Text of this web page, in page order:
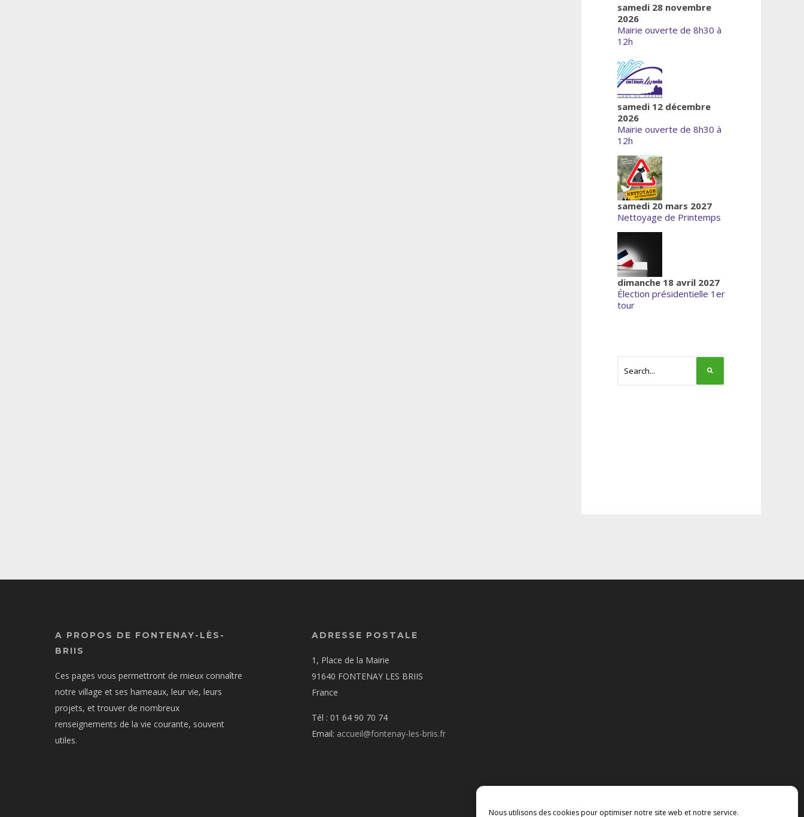
Nous utilisons des cookies pour optimiser notre site web et notre service.
samedi 28 novembre
2026
Mairie ouverte de 8h30 à
12h
samedi 12 décembre
2026
Mairie ouverte de 8h30 à
12h
samedi 20 mars 2027
Nettoyage de Printemps
dimanche 18 avril 2027
Élection présidentielle 1er
tour
A PROPOS DE FONTENAY-LÈS-
BRIIS
Ces pages vous permettront de mieux connaître
notre village et ses hameaux, leur vie, leurs
projets, et trouver de nombreux
renseignements de la vie courante, souvent
utiles.
ADRESSE POSTALE
1, Place de la Mairie
91640 FONTENAY LES BRIIS
France
Tél : 01 64 90 70 74
Email: accueil@fontenay-les-briis.fr